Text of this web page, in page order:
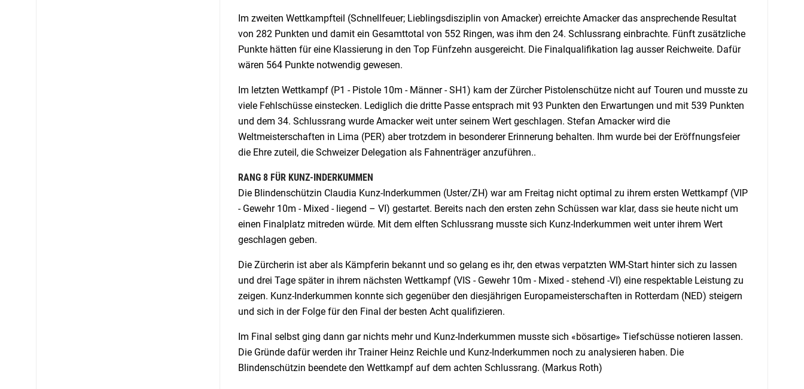
Im zweiten Wettkampfteil (Schnellfeuer; Lieblingsdisziplin von Amacker) erreichte Amacker das ansprechende Resultat
von 282 Punkten und damit ein Gesamttotal von 552 Ringen, was ihm den 24. Schlussrang einbrachte. Fünft zusätzliche
Punkte hätten für eine Klassierung in den Top Fünfzehn ausgereicht. Die Finalqualifikation lag ausser Reichweite. Dafür
wären 564 Punkte notwendig gewesen.
Im letzten Wettkampf (P1 - Pistole 10m - Männer - SH1) kam der Zürcher Pistolenschütze nicht auf Touren und musste zu
viele Fehlschüsse einstecken. Lediglich die dritte Passe entsprach mit 93 Punkten den Erwartungen und mit 539 Punkten
und dem 34. Schlussrang wurde Amacker weit unter seinem Wert geschlagen. Stefan Amacker wird die
Weltmeisterschaften in Lima (PER) aber trotzdem in besonderer Erinnerung behalten. Ihm wurde bei der Eröffnungsfeier
die Ehre zuteil, die Schweizer Delegation als Fahnenträger anzuführen..
RANG 8 FÜR KUNZ-INDERKUMMEN
Die Blindenschützin Claudia Kunz-Inderkummen (Uster/ZH) war am Freitag nicht optimal zu ihrem ersten Wettkampf (VIP
- Gewehr 10m - Mixed - liegend – VI) gestartet. Bereits nach den ersten zehn Schüssen war klar, dass sie heute nicht um
einen Finalplatz mitreden würde. Mit dem elften Schlussrang musste sich Kunz-Inderkummen weit unter ihrem Wert
geschlagen geben.
Die Zürcherin ist aber als Kämpferin bekannt und so gelang es ihr, den etwas verpatzten WM-Start hinter sich zu lassen
und drei Tage später in ihrem nächsten Wettkampf (VIS - Gewehr 10m - Mixed - stehend -VI) eine respektable Leistung zu
zeigen. Kunz-Inderkummen konnte sich gegenüber den diesjährigen Europameisterschaften in Rotterdam (NED) steigern
und sich in der Folge für den Final der besten Acht qualifizieren.
Im Final selbst ging dann gar nichts mehr und Kunz-Inderkummen musste sich «bösartige» Tiefschüsse notieren lassen.
Die Gründe dafür werden ihr Trainer Heinz Reichle und Kunz-Inderkummen noch zu analysieren haben. Die
Blindenschützin beendete den Wettkampf auf dem achten Schlussrang. (Markus Roth)